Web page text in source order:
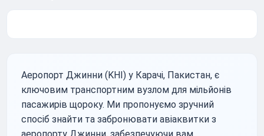
Аеропорт Джинни (KHI) у Карачі, Пакистан, є
ключовим транспортним вузлом для мільйонів
пасажирів щороку. Ми пропонуємо зручний
спосіб знайти та забронювати авіаквитки з